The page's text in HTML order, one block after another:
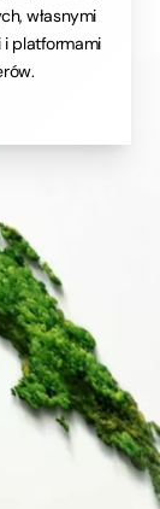
własnymi
i platformami